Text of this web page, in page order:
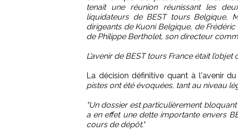
tenait une réunion réunissant les
liquidateurs de BEST tours Belgique,
dirigeants de Kuoni Belgique, de
de Philippe Bertholet, son directeur
L’avenir de BEST tours France était l’objet
La décision définitive quant à l'avenir
pistes ont été évoquées, tant au niveau
"Un dossier est particulièrement
a en effet une dette importante envers
cours de dépôt."